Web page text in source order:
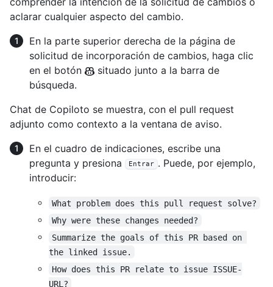
aclarar cualquier aspecto del cambio.
En la parte superior derecha de la página de
solicitud de incorporación de cambios, haga clic
en el botón
situado junto a la barra de
búsqueda.
Chat de Copiloto se muestra, con el pull request
adjunto como contexto a la ventana de aviso.
En el cuadro de indicaciones, escribe una
pregunta y presiona
Entrar . Puede, por ejemplo,
introducir:
What problem does this pull request solve?
Why were these changes needed?
Summarize the goals of this PR based on
the linked issue.
How does this PR relate to issue ISSUE-
URL?